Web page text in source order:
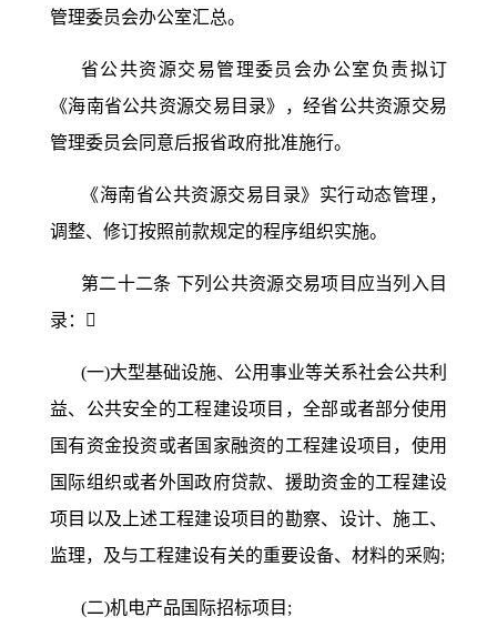
管理委员会办公室汇总。
省公共资源交易管理委员会办公室负责拟订
《海南省公共资源交易目录》，经省公共资源交易
管理委员会同意后报省政府批准施行。
《海南省公共资源交易目录》实行动态管理，
调整、修订按照前款规定的程序组织实施。
第二十二条 下列公共资源交易项目应当列入目
录：

(一)大型基础设施、公用事业等关系社会公共利
益、公共安全的工程建设项目，全部或者部分使用
国有资金投资或者国家融资的工程建设项目，使用
国际组织或者外国政府贷款、援助资金的工程建设
项目以及上述工程建设项目的勘察、设计、施工、
监理，及与工程建设有关的重要设备、材料的采购;
(二)机电产品国际招标项目;